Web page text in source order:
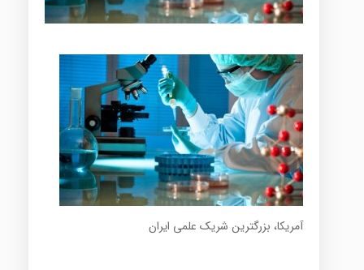
آمریکا، بزرگترین شریک علمی ایران